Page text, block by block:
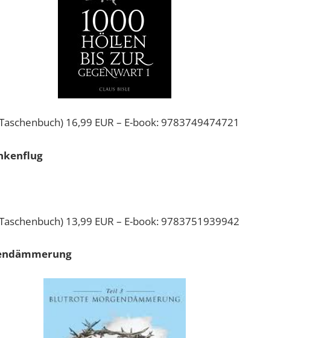
16,99 EUR – E-book: 9783749474721
13,99 EUR – E-book: 9783751939942